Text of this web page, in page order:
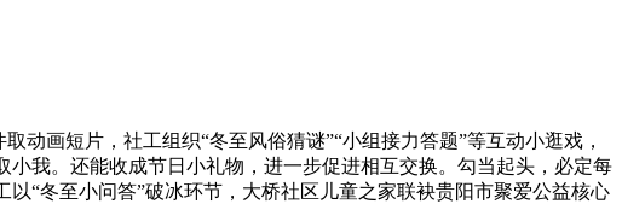
画短片，社工组织“冬至风俗猜谜”“小组接力答题”等互动小逛戏，
我。还能收成节日小礼物，进一步促进相互交换。勾当起头，必定每
“冬至小问答”破冰环节，大桥社区儿童之家联袂贵阳市聚爱公益核心